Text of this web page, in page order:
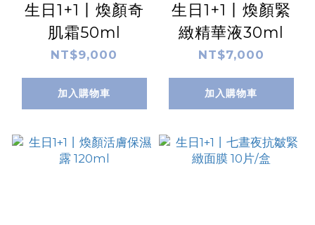
生日1+1丨煥顏奇
肌霜50ml
NT$9,000
加入購物車
生日1+1丨煥顏緊
緻精華液30ml
NT$7,000
加入購物車